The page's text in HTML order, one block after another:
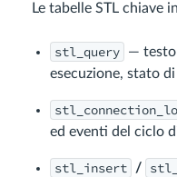
Le tabelle STL chiave
stl_query
— testo
esecuzione, stato
ed eventi del ciclo
stl_insert /